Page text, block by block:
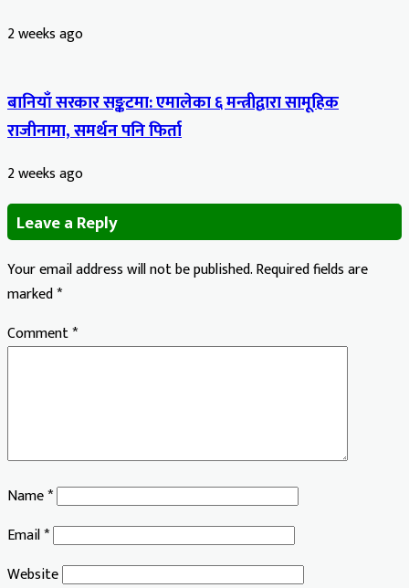
2 weeks ago
बानियाँ सरकार सङ्कटमा: एमालेका ६ मन्त्रीद्वारा सामूहिक
राजीनामा, समर्थन पनि फिर्ता
2 weeks ago
Leave a Reply
Your email address will not be published.Required fields are
marked*
Comment*
Name*
Email*
Website